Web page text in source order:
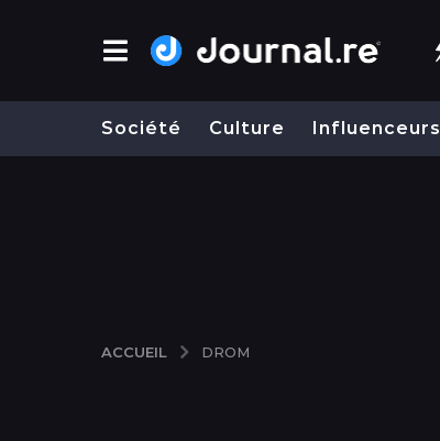
Société Culture Influenceurs
ACCUEIL DROM